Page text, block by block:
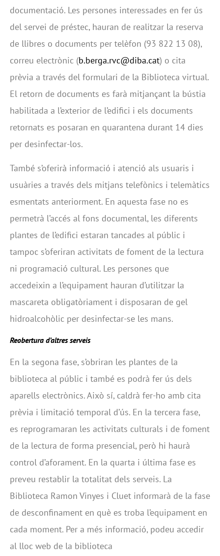
documentació. Les persones interessades en fer ús
del servei de préstec, hauran de realitzar la reserva
de llibres o documents per telèfon (93 822 13 08),
correu electrònic (b.berga.rvc@diba.cat) o cita
prèvia a través del formulari de la Biblioteca virtual.
El retorn de documents es farà mitjançant la bústia
habilitada a l’exterior de l’edifici i els documents
retornats es posaran en quarantena durant 14 dies
per desinfectar-los.
També s’oferirà informació i atenció als usuaris i
usuàries a través dels mitjans telefònics i telemàtics
esmentats anteriorment. En aquesta fase no es
permetrà l’accés al fons documental, les diferents
plantes de l’edifici estaran tancades al públic i
tampoc s’oferiran activitats de foment de la lectura
ni programació cultural. Les persones que
accedeixin a l’equipament hauran d’utilitzar la
mascareta obligatòriament i disposaran de gel
hidroalcohòlic per desinfectar-se les mans.
Reobertura d’altres serveis
En la segona fase, s’obriran les plantes de la
biblioteca al públic i també es podrà fer ús dels
aparells electrònics. Això sí, caldrà fer-ho amb cita
prèvia i limitació temporal d’ús. En la tercera fase,
es reprogramaran les activitats culturals i de foment
de la lectura de forma presencial, però hi haurà
control d’aforament. En la quarta i última fase es
preveu restablir la totalitat dels serveis. La
Biblioteca Ramon Vinyes i Cluet informarà de la fase
de desconfinament en què es troba l’equipament en
cada moment. Per a més informació, podeu accedir
al lloc web de la biblioteca